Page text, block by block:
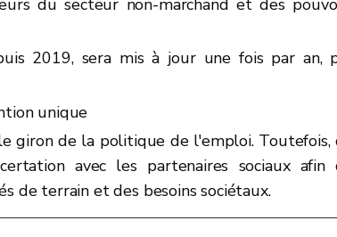
2019, sera mis à jour une fois par an,
unique
giron de la politique de l'emploi. Toutefois,
avec les partenaires sociaux afin
de terrain et des besoins sociétaux.